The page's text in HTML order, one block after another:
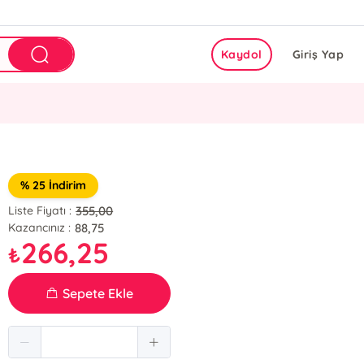
Giriş Yap
Kaydol
% 25 İndirim
Liste Fiyatı : 355,00
Kazancınız : 88,75
₺266,25
Sepete Ekle